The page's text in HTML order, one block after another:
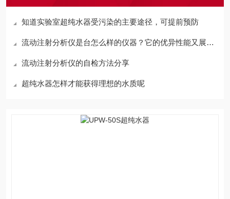
知道实验室超纯水器受污染的主要途径，可提前预防
流动注射分析仪是台怎么样的仪器？它的优异性能又展现在哪里？
流动注射分析仪的自检方法分享
超纯水器怎样才能获得理想的水质呢